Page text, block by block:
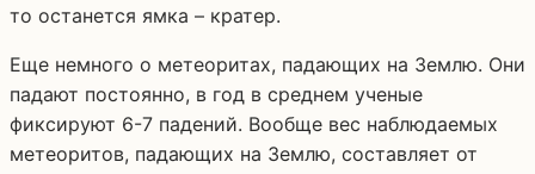
то останется ямка – кратер.
Еще немного о метеоритах, падающих на Землю. Они
падают постоянно, в год в среднем ученые
фиксируют 6-7 падений. Вообще вес наблюдаемых
метеоритов, падающих на Землю, составляет от